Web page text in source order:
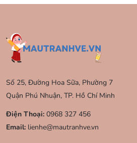
Số 25, Đường Hoa Sữa, Phường 7
Quận Phú Nhuận, TP. Hồ Chí Minh
Điện Thoại: 0968 327 456
Email: lienhe@mautranhve.vn